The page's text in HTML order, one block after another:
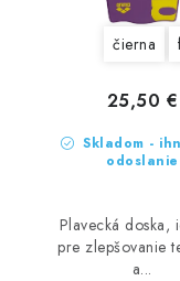
čierna
Skladom -
odoslanie
25,50 €
Plavecká doska,
pre zlepšovanie
a...